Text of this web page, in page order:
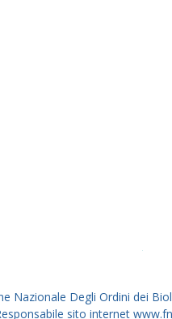
Nazionale Degli Ordini dei
sito internet